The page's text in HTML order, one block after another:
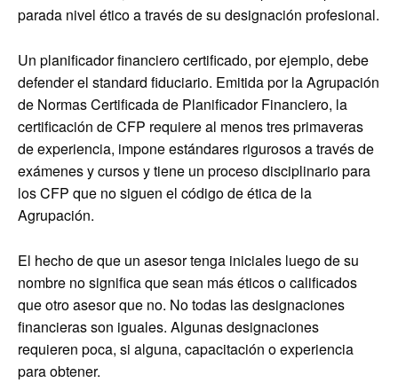
parada nivel ético a través de su designación profesional.
Un planificador financiero certificado, por ejemplo, debe
defender el standard fiduciario. Emitida por la Agrupación
de Normas Certificada de Planificador Financiero, la
certificación de CFP requiere al menos tres primaveras
de experiencia, impone estándares rigurosos a través de
exámenes y cursos y tiene un proceso disciplinario para
los CFP que no siguen el código de ética de la
Agrupación.
El hecho de que un asesor tenga iniciales luego de su
nombre no significa que sean más éticos o calificados
que otro asesor que no. No todas las designaciones
financieras son iguales. Algunas designaciones
requieren poca, si alguna, capacitación o experiencia
para obtener.